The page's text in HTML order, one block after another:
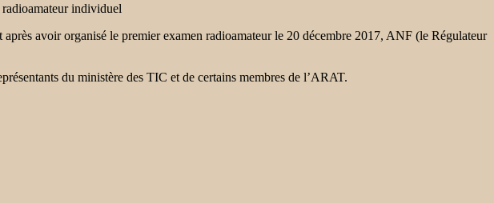
individuel
avoir organisé le premier examen radioamateur le 20 décembre 2017, ANF ​​(le Régulateur
du ministère des TIC et de certains membres de l’ARAT.